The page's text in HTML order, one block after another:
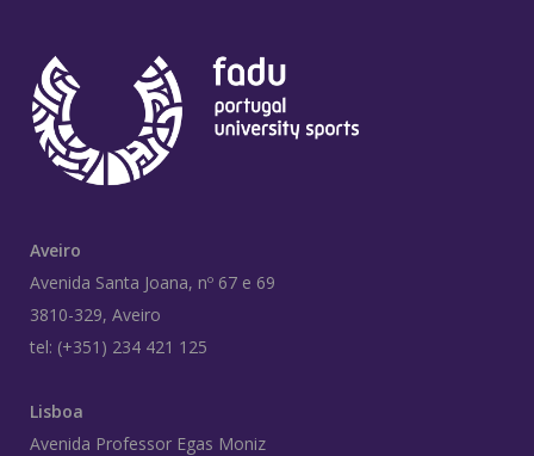
Aveiro
Avenida Santa Joana, nº 67 e 69
3810-329, Aveiro
tel: (+351) 234 421 125
Lisboa
Avenida Professor Egas Moniz